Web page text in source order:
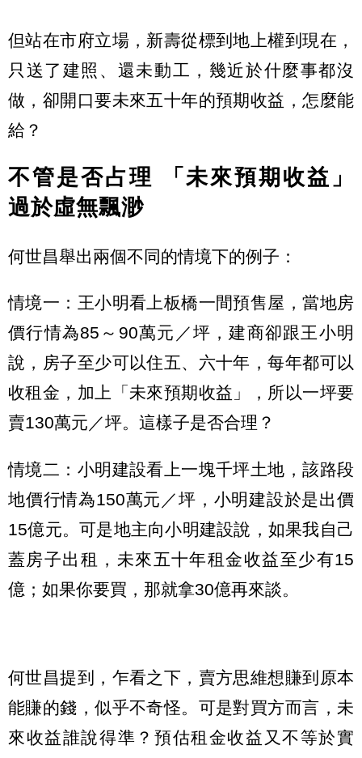
但站在市府立場，新壽從標到地上權到現在，
只送了建照、還未動工，幾近於什麼事都沒
做，卻開口要未來五十年的預期收益，怎麼能
給？
不管是否占理 「未來預期收益」
過於虛無飄渺
何世昌舉出兩個不同的情境下的例子：
情境一：王小明看上板橋一間預售屋，當地房
價行情為85～90萬元／坪，建商卻跟王小明
說，房子至少可以住五、六十年，每年都可以
收租金，加上「未來預期收益」，所以一坪要
賣130萬元／坪。這樣子是否合理？
情境二：小明建設看上一塊千坪土地，該路段
地價行情為150萬元／坪，小明建設於是出價
15億元。可是地主向小明建設說，如果我自己
蓋房子出租，未來五十年租金收益至少有15
億；如果你要買，那就拿30億再來談。
何世昌提到，乍看之下，賣方思維想賺到原本
能賺的錢，似乎不奇怪。可是對買方而言，未
來收益誰說得準？預估租金收益又不等於實